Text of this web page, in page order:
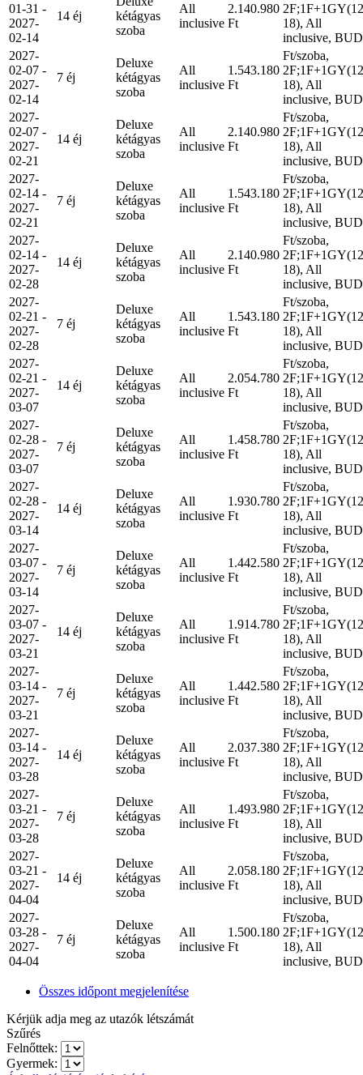
01-31 -
2027-
02-14
14 éj
kétágyas
szoba
All
inclusive
2.140.980
Ft
18), All
inclusive, BUD
2027-
02-07 -
2027-
02-14
7 éj
Deluxe
kétágyas
szoba
All
inclusive
1.543.180
Ft
Ft/szoba,
18), All
inclusive, BUD
2027-
02-07 -
2027-
02-21
14 éj
Deluxe
kétágyas
szoba
All
inclusive
2.140.980
Ft
Ft/szoba,
18), All
inclusive, BUD
2027-
02-14 -
2027-
02-21
7 éj
Deluxe
kétágyas
szoba
All
inclusive
1.543.180
Ft
Ft/szoba,
18), All
inclusive, BUD
2027-
02-14 -
2027-
02-28
14 éj
Deluxe
kétágyas
szoba
All
inclusive
2.140.980
Ft
Ft/szoba,
18), All
inclusive, BUD
2027-
02-21 -
2027-
02-28
7 éj
Deluxe
kétágyas
szoba
All
inclusive
1.543.180
Ft
Ft/szoba,
18), All
inclusive, BUD
2027-
02-21 -
2027-
03-07
14 éj
Deluxe
kétágyas
szoba
All
inclusive
2.054.780
Ft
Ft/szoba,
18), All
inclusive, BUD
2027-
02-28 -
2027-
03-07
7 éj
Deluxe
kétágyas
szoba
All
inclusive
1.458.780
Ft
Ft/szoba,
18), All
inclusive, BUD
2027-
02-28 -
2027-
03-14
14 éj
Deluxe
kétágyas
szoba
All
inclusive
1.930.780
Ft
Ft/szoba,
18), All
inclusive, BUD
2027-
03-07 -
2027-
03-14
7 éj
Deluxe
kétágyas
szoba
All
inclusive
1.442.580
Ft
Ft/szoba,
18), All
inclusive, BUD
2027-
03-07 -
2027-
03-21
14 éj
Deluxe
kétágyas
szoba
All
inclusive
1.914.780
Ft
Ft/szoba,
18), All
inclusive, BUD
2027-
03-14 -
2027-
03-21
7 éj
Deluxe
kétágyas
szoba
All
inclusive
1.442.580
Ft
Ft/szoba,
18), All
inclusive, BUD
2027-
03-14 -
2027-
03-28
14 éj
Deluxe
kétágyas
szoba
All
inclusive
2.037.380
Ft
Ft/szoba,
18), All
inclusive, BUD
2027-
03-21 -
2027-
03-28
7 éj
Deluxe
kétágyas
szoba
All
inclusive
1.493.980
Ft
Ft/szoba,
18), All
inclusive, BUD
2027-
03-21 -
2027-
04-04
14 éj
Deluxe
kétágyas
szoba
All
inclusive
2.058.180
Ft
Ft/szoba,
18), All
inclusive, BUD
2027-
03-28 -
2027-
04-04
7 éj
Deluxe
kétágyas
szoba
All
inclusive
1.500.180
Ft
Ft/szoba,
18), All
inclusive, BUD
Összes időpont megjelenítése
Kérjük adja meg az utazók létszámát
Szűrés
Felnőttek:
Gyermek: